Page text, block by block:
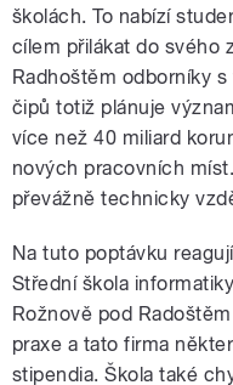
školách. To nabízí
cílem přilákat do svého
Radhoštěm odborníky
čipů totiž plánuje
více než 40 miliard
nových pracovních
převážně technicky
Na tuto poptávku
Střední škola
Rožnově pod
praxe a tato firma
stipendia. Škola také